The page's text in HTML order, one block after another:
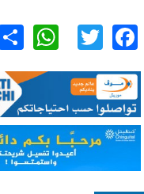
Facebook
Twitter